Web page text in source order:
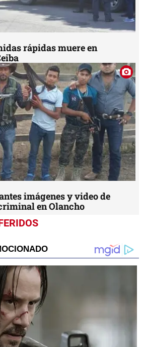
rápidas muere en
imágenes y video de
en Olancho